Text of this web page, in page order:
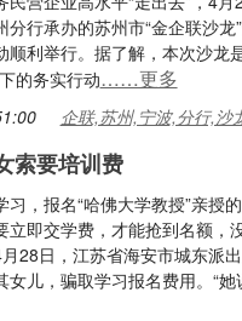
分行承办的苏州市“金企联沙
顺利举行。据了解，本次沙龙
的务实行动……更多
企联,苏州,宁波,分行,沙
索要培训费
习，报名“哈佛大学教授”亲授
立即交学费，才能抢到名额，
28日，江苏省海安市城东派
女儿，骗取学习报名费用。“